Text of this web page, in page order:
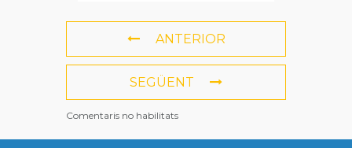
ANTERIOR
SEGÜENT
Comentaris no habilitats